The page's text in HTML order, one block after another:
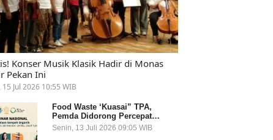
Konser Musik Klasik Hadir di Monas
Pekan Ini
15 Jul 2026 10:55 WIB
Food Waste ‘Kuasai” TPA,
Pemda Didorong Percepat
Transformasi Pengelolaan
Sampah Organik dari Sumber
Senin, 13 Juli 2026 09:05 WIB